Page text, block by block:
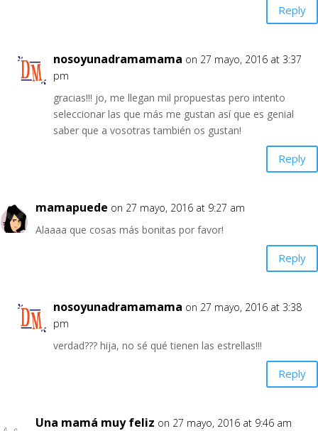
Reply
nosoyunadramamama on 27 mayo, 2016 at 3:37
pm
gracias!!! jo, me llegan mil propuestas pero intento
seleccionar las que más me gustan así que es genial
saber que a vosotras también os gustan!
Reply
mamapuede on 27 mayo, 2016 at 9:27 am
Alaaaa que cosas más bonitas por favor!
Reply
nosoyunadramamama on 27 mayo, 2016 at 3:38
pm
verdad??? hija, no sé qué tienen las estrellas!!!
Reply
Una mamá muy feliz on 27 mayo, 2016 at 9:46 am